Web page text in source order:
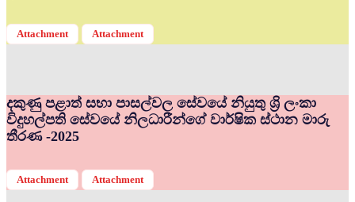
Attachment Attachment
දකුණු පළාත් සභා පාසල්වල සේවයේ නියුතු ශ්‍රි ලංකා
විදුහල්පති සේවයේ නිලධාරීන්ගේ වාර්ෂික ස්ථාන මාරු
තීරණ -2025
Attachment Attachment